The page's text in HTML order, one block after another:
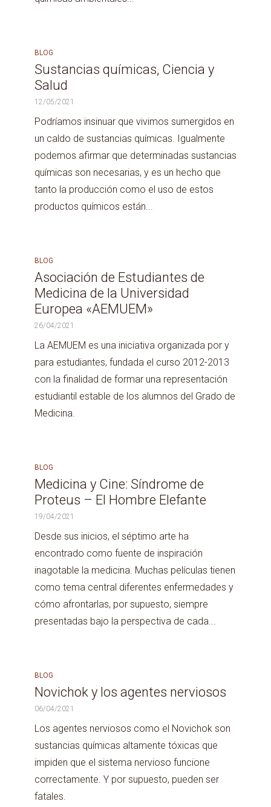
BLOG
Sustancias químicas, Ciencia y
Salud
12/05/2021
Podríamos insinuar que vivimos sumergidos en
un caldo de sustancias químicas. Igualmente
podemos afirmar que determinadas sustancias
químicas son necesarias, y es un hecho que
tanto la producción como el uso de estos
productos químicos están...
BLOG
Asociación de Estudiantes de
Medicina de la Universidad
Europea «AEMUEM»
26/04/2021
La AEMUEM es una iniciativa organizada por y
para estudiantes, fundada el curso 2012-2013
con la finalidad de formar una representación
estudiantil estable de los alumnos del Grado de
Medicina.
BLOG
Medicina y Cine: Síndrome de
Proteus – El Hombre Elefante
19/04/2021
Desde sus inicios, el séptimo arte ha
encontrado como fuente de inspiración
inagotable la medicina. Muchas películas tienen
como tema central diferentes enfermedades y
cómo afrontarlas, por supuesto, siempre
presentadas bajo la perspectiva de cada...
BLOG
Novichok y los agentes nerviosos
06/04/2021
Los agentes nerviosos como el Novichok son
sustancias químicas altamente tóxicas que
impiden que el sistema nervioso funcione
correctamente. Y por supuesto, pueden ser
fatales.